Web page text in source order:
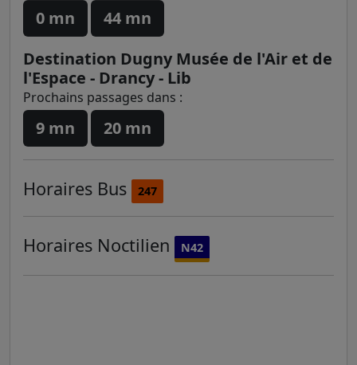
0 mn
44 mn
Destination Dugny Musée de l'Air et de
l'Espace - Drancy - Lib
Prochains passages dans :
9 mn 20 mn
Horaires Bus 247
Horaires Noctilien N42